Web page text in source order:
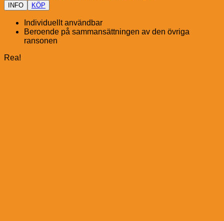
INFO KÖP
Individuellt användbar
Beroende på sammansättningen av den övriga
ransonen
Rea!